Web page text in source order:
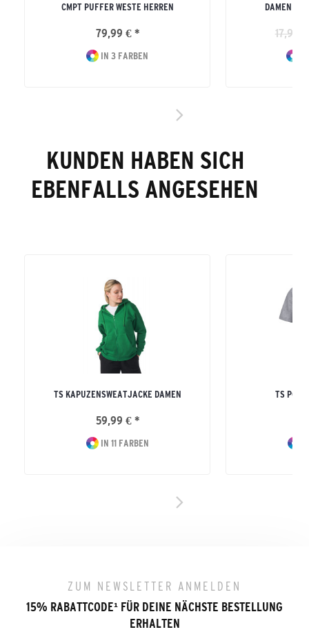
CMPT PUFFER WESTE HERREN
79,99 € *
IN 3 FARBEN
DAMEN
17,99
KUNDEN HABEN SICH
EBENFALLS ANGESEHEN
TS KAPUZENSWEATJACKE DAMEN
59,99 € *
IN 11 FARBEN
TS
ZUM NEWSLETTER ANMELDEN
15% RABATTCODE¹ FÜR DEINE NÄCHSTE BESTELLUNG
ERHALTEN